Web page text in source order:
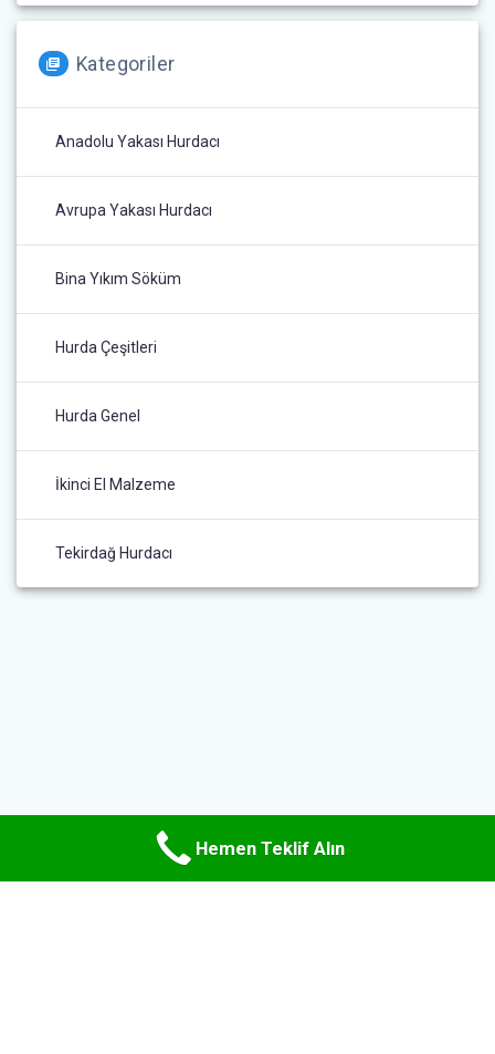
Kategoriler
Anadolu Yakası Hurdacı
Avrupa Yakası Hurdacı
Bina Yıkım Söküm
Hurda Çeşitleri
Hurda Genel
İkinci El Malzeme
Tekirdağ Hurdacı
Hemen Teklif Alın